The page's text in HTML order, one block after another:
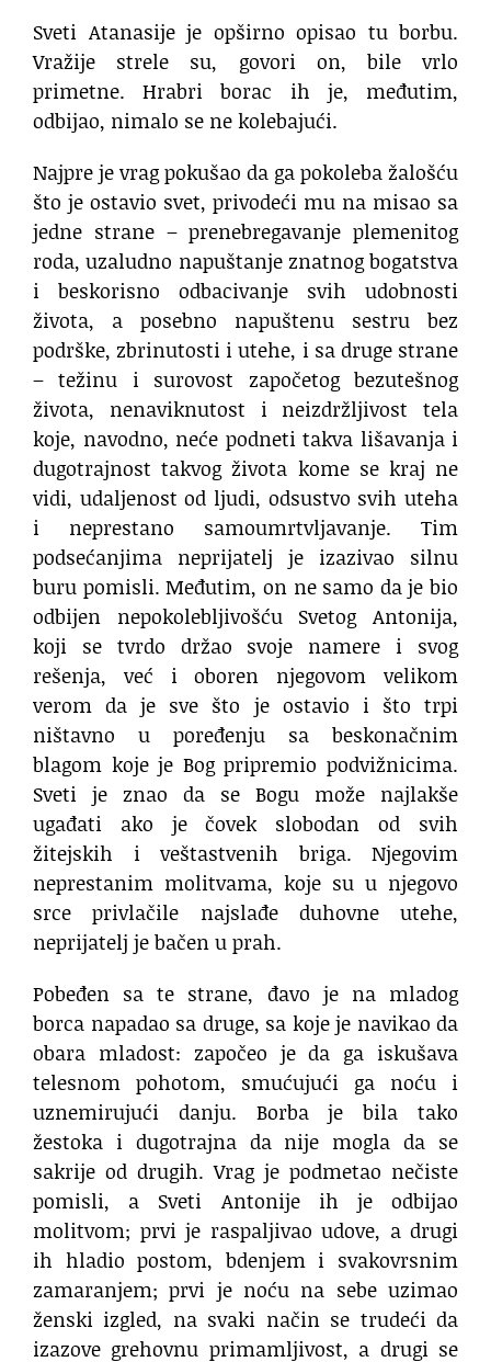
Sveti Atanasije je opširno opisao tu borbu.
Vražije strele su, govori on, bile vrlo
primetne. Hrabri borac ih je, međutim,
odbijao, nimalo se ne kolebajući.
Najpre je vrag pokušao da ga pokoleba žalošću
što je ostavio svet, privodeći mu na misao sa
jedne strane – prenebregavanje plemenitog
roda, uzaludno napuštanje znatnog bogatstva
i beskorisno odbacivanje svih udobnosti
života, a posebno napuštenu sestru bez
podrške, zbrinutosti i utehe, i sa druge strane
– težinu i surovost započetog bezutešnog
života, nenaviknutost i neizdržljivost tela
koje, navodno, neće podneti takva lišavanja i
dugotrajnost takvog života kome se kraj ne
vidi, udaljenost od ljudi, odsustvo svih uteha
i neprestano samoumrtvljavanje. Tim
podsećanjima neprijatelj je izazivao silnu
buru pomisli. Međutim, on ne samo da je bio
odbijen nepokolebljivošću Svetog Antonija,
koji se tvrdo držao svoje namere i svog
rešenja, već i oboren njegovom velikom
verom da je sve što je ostavio i što trpi
ništavno u poređenju sa beskonačnim
blagom koje je Bog pripremio podvižnicima.
Sveti je znao da se Bogu može najlakše
ugađati ako je čovek slobodan od svih
žitejskih i veštastvenih briga. Njegovim
neprestanim molitvama, koje su u njegovo
srce privlačile najslađe duhovne utehe,
neprijatelj je bačen u prah.
Pobeđen sa te strane, đavo je na mladog
borca napadao sa druge, sa koje je navikao da
obara mladost: započeo je da ga iskušava
telesnom pohotom, smućujući ga noću i
uznemirujući danju. Borba je bila tako
žestoka i dugotrajna da nije mogla da se
sakrije od drugih. Vrag je podmetao nečiste
pomisli, a Sveti Antonije ih je odbijao
molitvom; prvi je raspaljivao udove, a drugi
ih hladio postom, bdenjem i svakovrsnim
zamaranjem; prvi je noću na sebe uzimao
ženski izgled, na svaki način se trudeći da
izazove grehovnu primamljivost, a drugi se